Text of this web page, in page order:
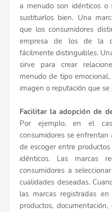
a menudo son idénticos o
sustituirlos bien. Una
que los consumidores
empresa de los de la
fácilmente distinguibles.
sirve para crear
menudo de tipo
imagen o reputación que
Facilitar la adopción de
Por ejemplo, en el
consumidores se
de escoger entre
idénticos. Las marcas
consumidores a
cualidades deseadas.
las marcas registradas
productos,